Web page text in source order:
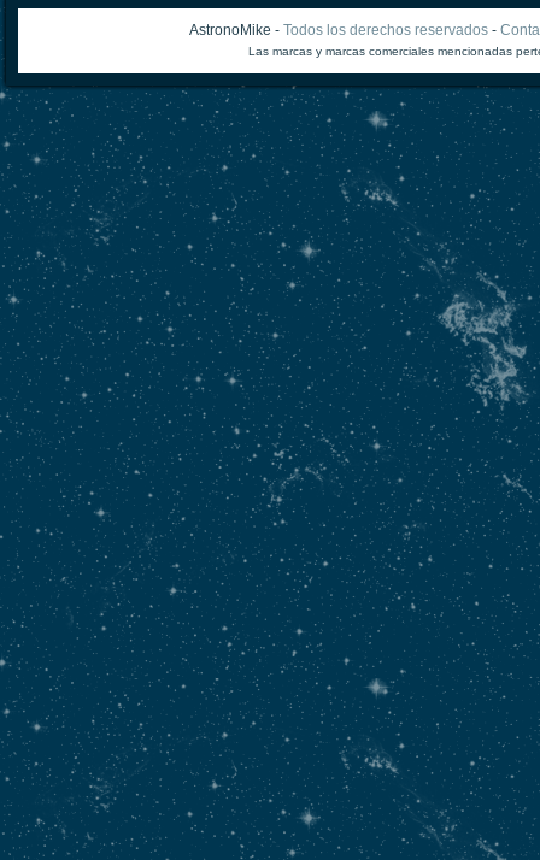
AstronoMike - Todos los derechos reservados-
Las marcas y marcas comerciales mencionadas